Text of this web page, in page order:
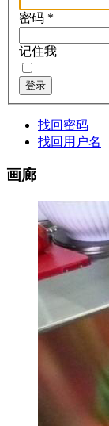
密码 *
记住我
登录
找回密码
找回用户名
画廊